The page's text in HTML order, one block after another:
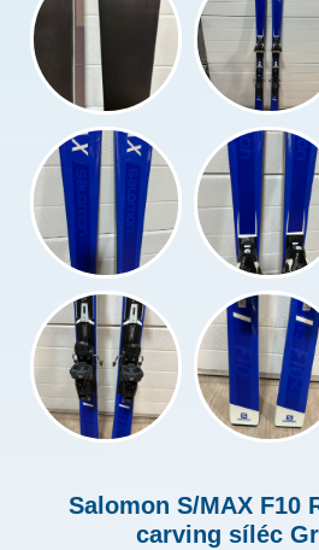
Salomon S/MAX F10
carving síléc